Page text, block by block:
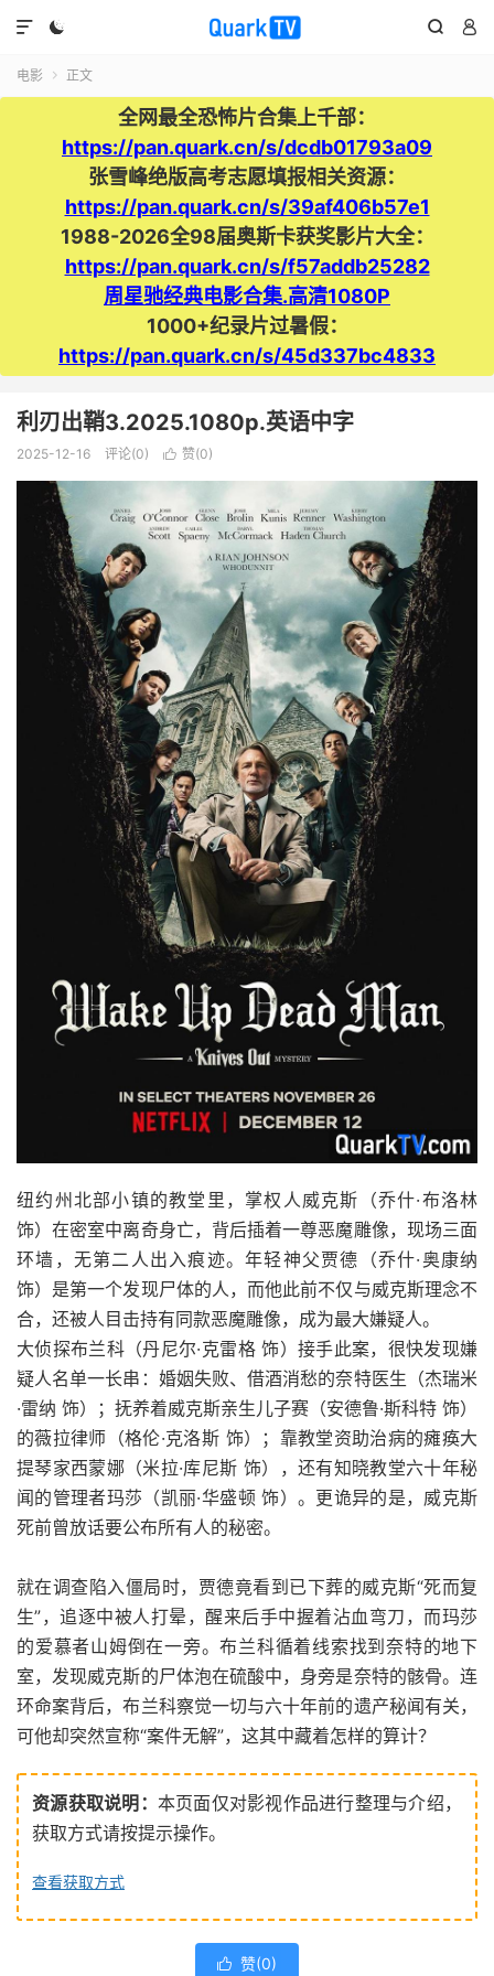
  

电影  正文
全网最全恐怖片合集上千部：
https://pan.quark.cn/s/dcdb01793a09
张雪峰绝版高考志愿填报相关资源：
https://pan.quark.cn/s/39af406b57e1
1988-2026全98届奥斯卡获奖影片大全：
https://pan.quark.cn/s/f57addb25282
周星驰经典电影合集.高清1080P
1000+纪录片过暑假：
https://pan.quark.cn/s/45d337bc4833
利刃出鞘3.2025.1080p.英语中字
2025-12-16 评论(0)  赞(0)
纽约州北部小镇的教堂里，掌权人威克斯（乔什·布洛林
饰）在密室中离奇身亡，背后插着一尊恶魔雕像，现场三面
环墙，无第二人出入痕迹。年轻神父贾德（乔什·奥康纳
饰）是第一个发现尸体的人，而他此前不仅与威克斯理念不
合，还被人目击持有同款恶魔雕像，成为最大嫌疑人。
大侦探布兰科（丹尼尔·克雷格 饰）接手此案，很快发现嫌
疑人名单一长串：婚姻失败、借酒消愁的奈特医生（杰瑞米
·雷纳 饰）；抚养着威克斯亲生儿子赛（安德鲁·斯科特 饰）
的薇拉律师（格伦·克洛斯 饰）；靠教堂资助治病的瘫痪大
提琴家西蒙娜（米拉·库尼斯 饰），还有知晓教堂六十年秘
闻的管理者玛莎（凯丽·华盛顿 饰）。更诡异的是，威克斯
死前曾放话要公布所有人的秘密。
就在调查陷入僵局时，贾德竟看到已下葬的威克斯“死而复
生”，追逐中被人打晕，醒来后手中握着沾血弯刀，而玛莎
的爱慕者山姆倒在一旁。布兰科循着线索找到奈特的地下
室，发现威克斯的尸体泡在硫酸中，身旁是奈特的骸骨。连
环命案背后，布兰科察觉一切与六十年前的遗产秘闻有关，
可他却突然宣称“案件无解”，这其中藏着怎样的算计？
资源获取说明： 本页面仅对影视作品进行整理与介绍，
获取方式请按提示操作。
查看获取方式
 赞(0)